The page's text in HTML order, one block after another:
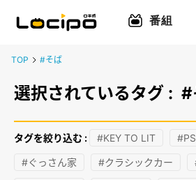
番組
TOP #そば
選択されているタグ : #
タグを絞り込む : #KEY TO LIT
#ぐっさん家 #クラシックカー